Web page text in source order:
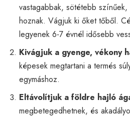
vastagabbak, sötétebb
hoznak. Vágjuk ki őket tőből.
legyenek 6-7 évnél idősebb
Kivágjuk a gyenge, vékony
képesek megtartani a termés
egymáshoz.
Eltávolítjuk a földre hajló
megbetegedhetnek, és